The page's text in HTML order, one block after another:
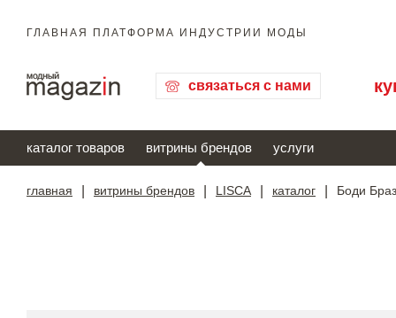
ГЛАВНАЯ ПЛАТФОРМА ИНДУСТРИИ МОДЫ
связаться с нами
каталог товаров витрины брендов услуги
главная витрины брендов LISCA каталог Боди